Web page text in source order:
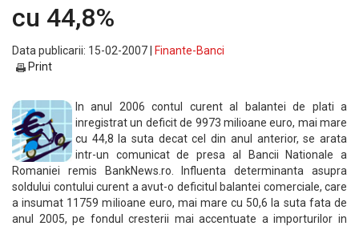
cu 44,8%
Data publicarii: 15-02-2007 |
Finante-Banci
Print
In anul 2006 contul curent al balantei de plati a
inregistrat un deficit de 9973 milioane euro, mai mare
cu 44,8 la suta decat cel din anul anterior, se arata
intr-un comunicat de presa al Bancii Nationale a
Romaniei remis BankNews.ro. Influenta determinanta asupra
soldului contului curent a avut-o deficitul balantei comerciale, care
a insumat 11759 milioane euro, mai mare cu 50,6 la suta fata de
anul 2005, pe fondul cresterii mai accentuate a importurilor in